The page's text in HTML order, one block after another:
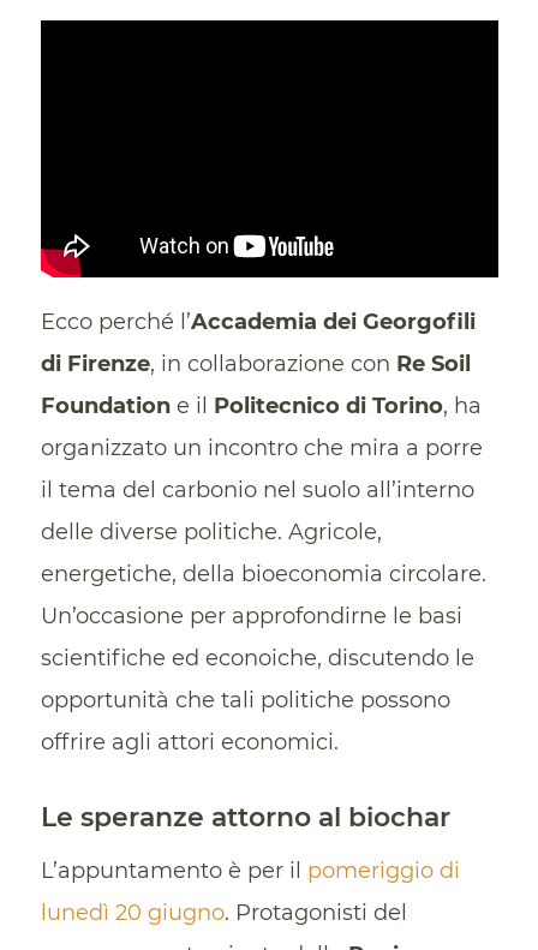
Ecco perché l’Accademia dei Georgofili
di Firenze, in collaborazione con Re Soil
Foundatione il Politecnico di Torino, ha
organizzato un incontro che mira a porre
il tema del carbonio nel suolo all’interno
delle diverse politiche. Agricole,
energetiche, della bioeconomia circolare.
Un’occasione per approfondirne le basi
scientifiche ed econoiche, discutendo le
opportunità che tali politiche possono
offrire agli attori economici.
Le speranze attorno al biochar
L’appuntamento è per il pomeriggio di
lunedì 20 giugno. Protagonisti del